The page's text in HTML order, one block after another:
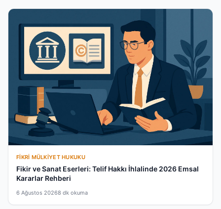
FIKRI MÜLKIYET HUKUKU
Fikir ve Sanat Eserleri: Telif Hakkı İhlalinde 2026 Emsal
Kararlar Rehberi
6 Ağustos 20268 dk okuma